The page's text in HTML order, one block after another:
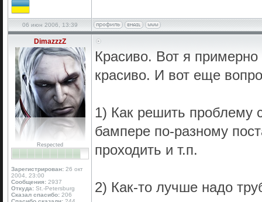
06 июн 2006, 13:39
DimazzzZ
Respected
Зарегистрирован: 26 окт
2004, 23:00
Сообщения: 2937
Откуда: St.-Petersburg
Сказал спасибо: 206
Красиво. Вот я
красиво. И вот еще
1) Как решить проблему
бампере по-разному
проходить и т.п.
2) Как-то лучше надо